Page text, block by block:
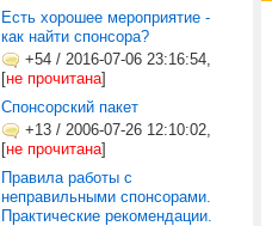
Есть хорошее мероприятие -
как найти спонсора?
+54 / 2016-07-06 23:16:54,
[не прочитана]
Спонсорский пакет
+13 / 2006-07-26 12:10:02,
[не прочитана]
Правила работы с
неправильными спонсорами.
Практические рекомендации.